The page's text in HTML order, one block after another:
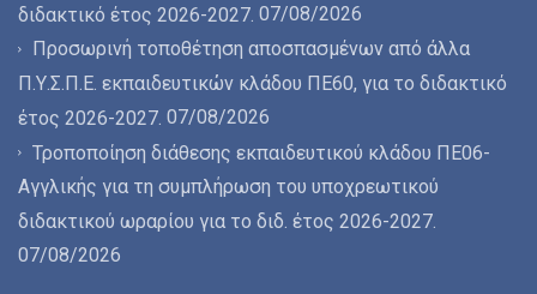
διδακτικό έτος 2026-2027. 07/08/2026
Προσωρινή τοποθέτηση αποσπασμένων από άλλα
Π.Υ.Σ.Π.Ε. εκπαιδευτικών κλάδου ΠΕ60, για το διδακτικό
έτος 2026-2027. 07/08/2026
Τροποποίηση διάθεσης εκπαιδευτικού κλάδου ΠΕ06-
Αγγλικής για τη συμπλήρωση του υποχρεωτικού
διδακτικού ωραρίου για το διδ. έτος 2026-2027.
07/08/2026